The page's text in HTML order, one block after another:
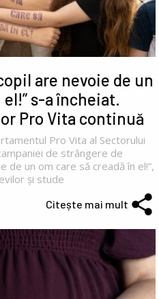
are nevoie de un
el!” s-a încheiat.
Pro Vita continuă
Pro Vita al Sectorului
de strângere de
de un om care să creadă în el!”,
și stude
Citește mai mult